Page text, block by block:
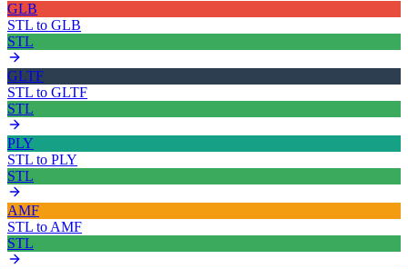
GLB
STL to GLB
STL
GLTF
STL to GLTF
STL
PLY
STL to PLY
STL
AMF
STL to AMF
STL